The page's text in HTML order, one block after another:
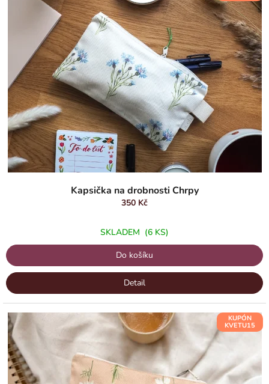
5
hvězdiček.
Kapsička na drobnosti Chrpy
350 Kč
SKLADEM (6 KS)
Do košíku
Detail
KUPÓN
KVETU15